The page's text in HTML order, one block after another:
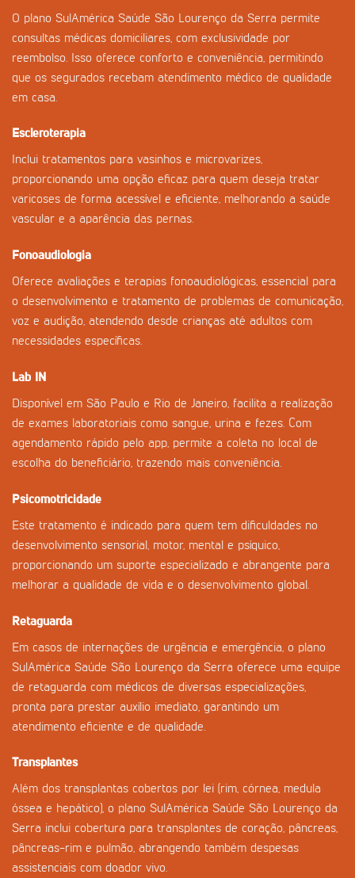
O plano SulAmérica Saúde São Lourenço da Serra permite
consultas médicas domiciliares, com exclusividade por
reembolso. Isso oferece conforto e conveniência, permitindo
que os segurados recebam atendimento médico de qualidade
em casa.
Escleroterapia
Inclui tratamentos para vasinhos e microvarizes,
proporcionando uma opção eficaz para quem deseja tratar
varicoses de forma acessível e eficiente, melhorando a saúde
vascular e a aparência das pernas.
Fonoaudiologia
Oferece avaliações e terapias fonoaudiológicas, essencial para
o desenvolvimento e tratamento de problemas de comunicação,
voz e audição, atendendo desde crianças até adultos com
necessidades específicas.
Lab IN
Disponível em São Paulo e Rio de Janeiro, facilita a realização
de exames laboratoriais como sangue, urina e fezes. Com
agendamento rápido pelo app, permite a coleta no local de
escolha do beneficiário, trazendo mais conveniência.
Psicomotricidade
Este tratamento é indicado para quem tem dificuldades no
desenvolvimento sensorial, motor, mental e psíquico,
proporcionando um suporte especializado e abrangente para
melhorar a qualidade de vida e o desenvolvimento global.
Retaguarda
Em casos de internações de urgência e emergência, o plano
SulAmérica Saúde São Lourenço da Serra oferece uma equipe
de retaguarda com médicos de diversas especializações,
pronta para prestar auxílio imediato, garantindo um
atendimento eficiente e de qualidade.
Transplantes
Além dos transplantas cobertos por lei (rim, córnea, medula
óssea e hepático), o plano SulAmérica Saúde São Lourenço da
Serra inclui cobertura para transplantes de coração, pâncreas,
pâncreas-rim e pulmão, abrangendo também despesas
assistenciais com doador vivo.